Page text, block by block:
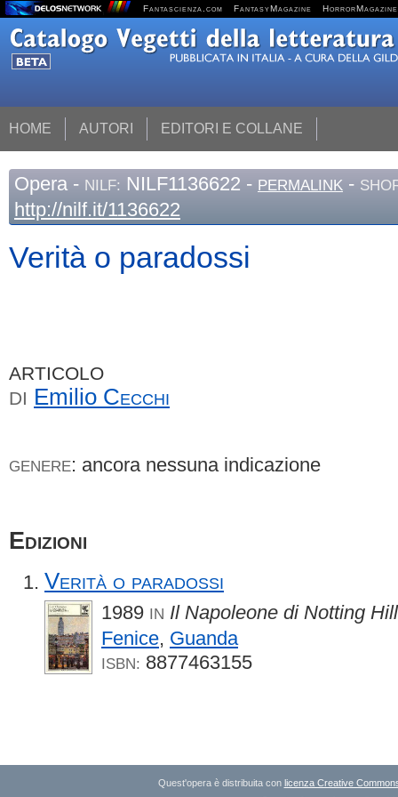
Fantascienza.com FantasyMagazine HorrorMagazine
HOME AUTORI EDITORI E COLLANE
Opera - NILF: NILF1136622 - PERMALINK -
http://nilf.it/1136622
Verità o paradossi
ARTICOLO
DI Emilio Cecchi
GENERE: ancora nessuna indicazione
Edizioni
Verità o paradossi
1989 IN Il Napoleone di Notting Hill
Fenice, Guanda
ISBN: 8877463155
Quest'opera è distribuita con licenza Creative